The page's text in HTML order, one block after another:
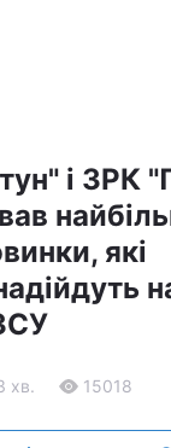
і ЗРК
які
хв. 15018